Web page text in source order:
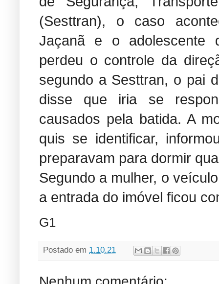
(Sesttran), o caso
Jaçanã e o adolescente
perdeu o controle da
segundo a Sesttran, o pai
disse que iria se
causados pela batida. A
quis se identificar,
preparavam para dormir
Segundo a mulher, o
a entrada do imóvel ficou
G1
Postado em 1.10.21